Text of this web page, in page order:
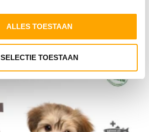
ALLES TOESTAAN
SELECTIE TOESTAAN